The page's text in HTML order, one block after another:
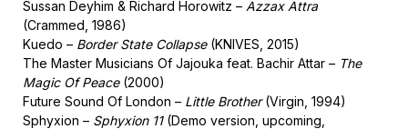
Sussan Deyhim & Richard Horowitz – Azzax Attra
(Crammed, 1986)
Kuedo – Border State Collapse(KNIVES, 2015)
The Master Musicians Of Jajouka feat. Bachir Attar – The
Magic Of Peace(2000)
Future Sound Of London – Little Brother(Virgin, 1994)
Sphyxion – Sphyxion 11(Demo version, upcoming,